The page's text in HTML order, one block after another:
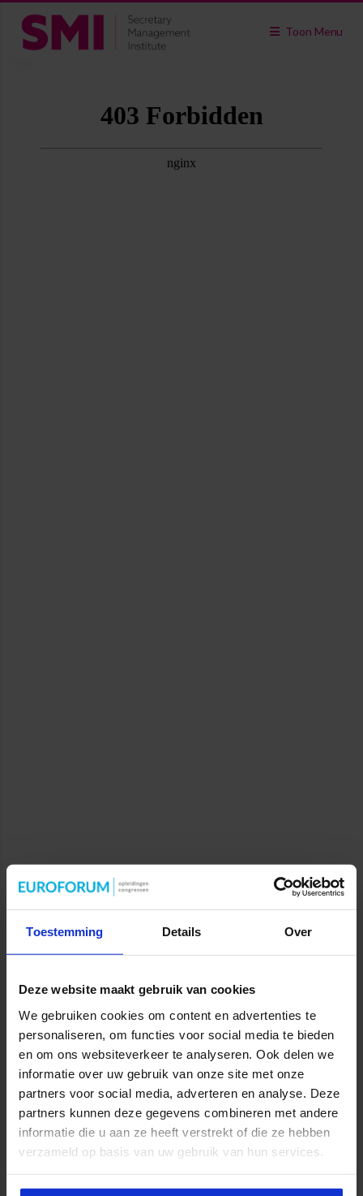
Toestemming Details Over
Deze website maakt gebruik van cookies
We gebruiken cookies om content en advertenties te
personaliseren, om functies voor social media te bieden
en om ons websiteverkeer te analyseren. Ook delen we
informatie over uw gebruik van onze site met onze
partners voor social media, adverteren en analyse. Deze
partners kunnen deze gegevens combineren met andere
informatie die u aan ze heeft verstrekt of die ze hebben
verzameld op basis van uw gebruik van hun services.
Toon Menu